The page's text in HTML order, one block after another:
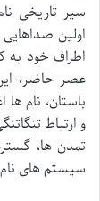
سیر تاریخی
اولین صداهایی
اطراف خود به
عصر حاضر،
باستان، نام
و ارتباط
تمدن ها،
سیستم های نام